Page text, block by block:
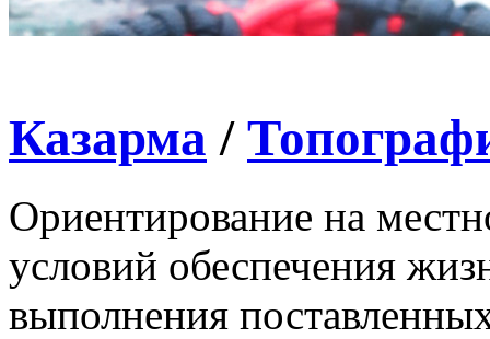
Казарма /
Ориентирование на
условий обеспечения
выполнения